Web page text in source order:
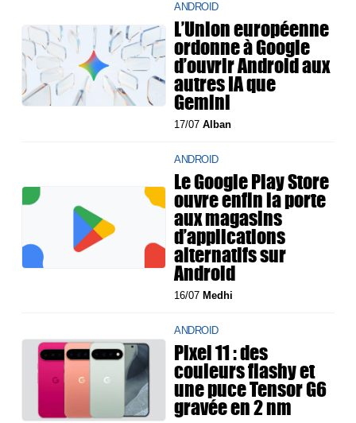
ANDROID
L’Union européenne
ordonne à Google
d’ouvrir Android aux
autres IA que
Gemini
17/07Alban
ANDROID
Le Google Play Store
ouvre enfin la porte
aux magasins
d’applications
alternatifs sur
Android
16/07 Medhi
ANDROID
Pixel 11 : des
couleurs flashy et
une puce Tensor G6
gravée en 2 nm